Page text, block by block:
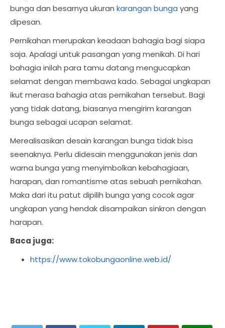
bunga dan besarnya ukuran karangan bunga yang
dipesan.
Pernikahan merupakan keadaan bahagia bagi siapa
saja. Apalagi untuk pasangan yang menikah. Di hari
bahagia inilah para tamu datang mengucapkan
selamat dengan membawa kado. Sebagai ungkapan
ikut merasa bahagia atas pernikahan tersebut. Bagi
yang tidak datang, biasanya mengirim karangan
bunga sebagai ucapan selamat.
Merealisasikan desain karangan bunga tidak bisa
seenaknya. Perlu didesain menggunakan jenis dan
warna bunga yang menyimbolkan kebahagiaan,
harapan, dan romantisme atas sebuah pernikahan.
Maka dari itu patut dipilih bunga yang cocok agar
ungkapan yang hendak disampaikan sinkron dengan
harapan.
Baca juga:
https://www.tokobungaonline.web.id/